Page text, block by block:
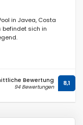
in Javea, Costa
befindet sich in
Bewertung
94 Bewertungen 8,1